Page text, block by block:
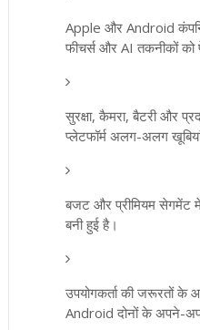
Apple और Android
फीचर्स और AI तकनीकों को
सुरक्षा, कैमरा, बैटरी और
प्लेटफॉर्म अलग-अलग
बजट और प्रीमियम
बनी हुई है।
उपयोगकर्ता की जरूरतों
Android दोनों के अपने-